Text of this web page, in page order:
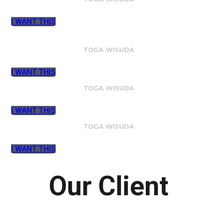
I WANT THIS
TOGA WISUDA
I WANT THIS
TOGA WISUDA
I WANT THIS
TOGA WISUDA
I WANT THIS
Our Client